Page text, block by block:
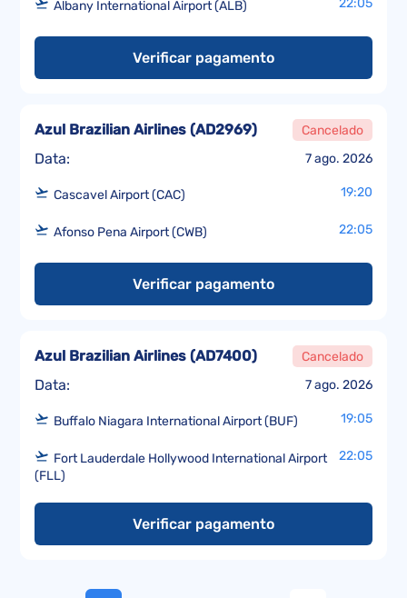
Albany International Airport (ALB)
Verificar pagamento
Data: 7 ago. 2026
Azul Brazilian Airlines (AD2969) Cancelado
Cascavel Airport (CAC) 19:20
Afonso Pena Airport (CWB) 22:05
Verificar pagamento
Data: 7 ago. 2026
Azul Brazilian Airlines (AD7400) Cancelado
Buffalo Niagara International Airport (BUF) 19:05
Fort Lauderdale Hollywood International Airport
(FLL)
22:05
Verificar pagamento